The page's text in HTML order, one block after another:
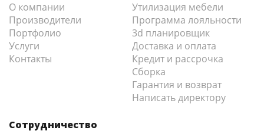
О компании
Производители
Портфолио
Услуги
Контакты
Утилизация мебели
Программа лояльности
3d планировщик
Доставка и оплата
Кредит и рассрочка
Сборка
Гарантия и возврат
Написать директору
Сотрудничество